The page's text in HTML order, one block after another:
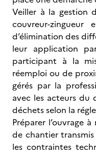
Veiller à la gestion
couvreur-zingueur
d’élimination des
leur application
participant à la
réemploi ou de
gérés par la
avec les acteurs du
déchets selon la
Préparer l’ouvrage
de chantier
les contraintes